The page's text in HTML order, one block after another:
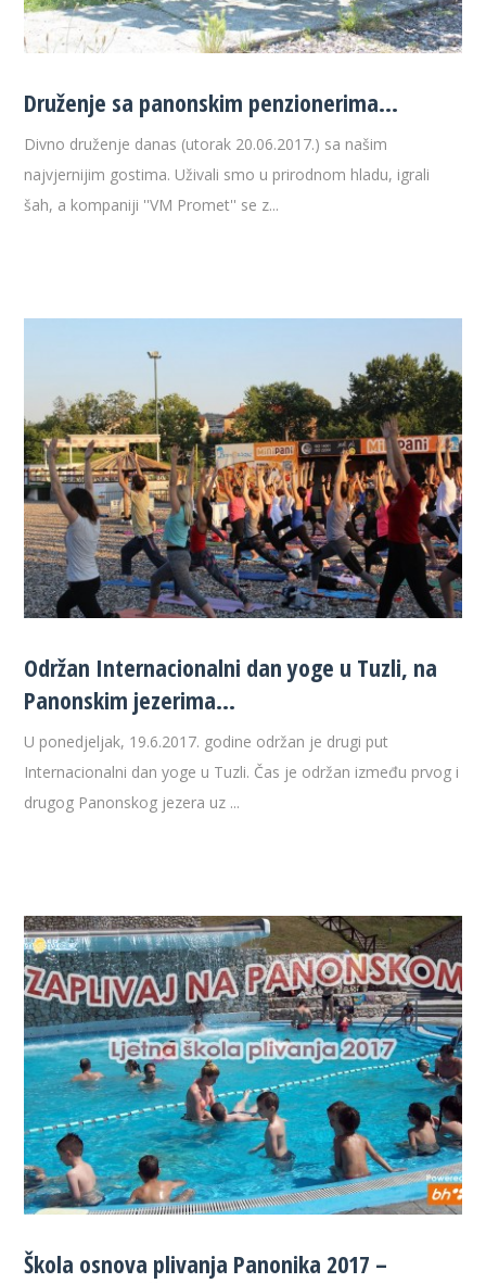
Druženje sa panonskim penzionerima…
Divno druženje danas (utorak 20.06.2017.) sa našim
najvjernijim gostima. Uživali smo u prirodnom hladu, igrali
šah, a kompaniji ''VM Promet'' se z...
Održan Internacionalni dan yoge u Tuzli, na
Panonskim jezerima…
U ponedjeljak, 19.6.2017. godine održan je drugi put
Internacionalni dan yoge u Tuzli. Čas je održan između prvog i
drugog Panonskog jezera uz ...
Škola osnova plivanja Panonika 2017 –